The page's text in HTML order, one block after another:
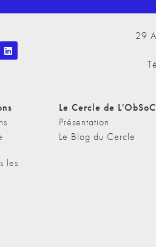
29
les
Le Cercle de
Présentation
Le Blog du Cercle